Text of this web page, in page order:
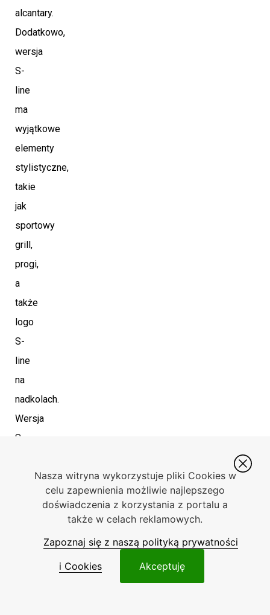
alcantary.
Dodatkowo,
wersja
S-
line
ma
wyjątkowe
elementy
stylistyczne,
takie
jak
sportowy
grill,
progi,
a
także
logo
S-
line
na
nadkolach.
Wersja
S-
Nasza witryna wykorzystuje pliki Cookies w
celu zapewnienia możliwie najlepszego
doświadczenia z korzystania z portalu a
także w celach reklamowych.
Zapoznaj się z naszą polityką prywatności
i Cookies
Akceptuję